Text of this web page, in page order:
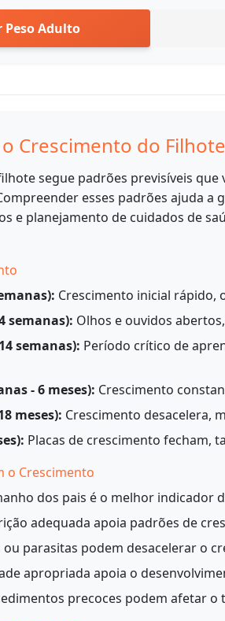
Peso Adulto
Crescimento do Filhote
segue padrões previsíveis que
esses padrões ajuda a
e planejamento de cuidados de
Crescimento inicial rápido,
semanas): Olhos e ouvidos
semanas): Período crítico de
- 6 meses): Crescimento
meses): Crescimento desacelera,
Placas de crescimento fecham,
o Crescimento
dos pais é o melhor indicador
adequada apoia padrões de
ou parasitas podem desacelerar o
apropriada apoia o
precoces podem afetar o